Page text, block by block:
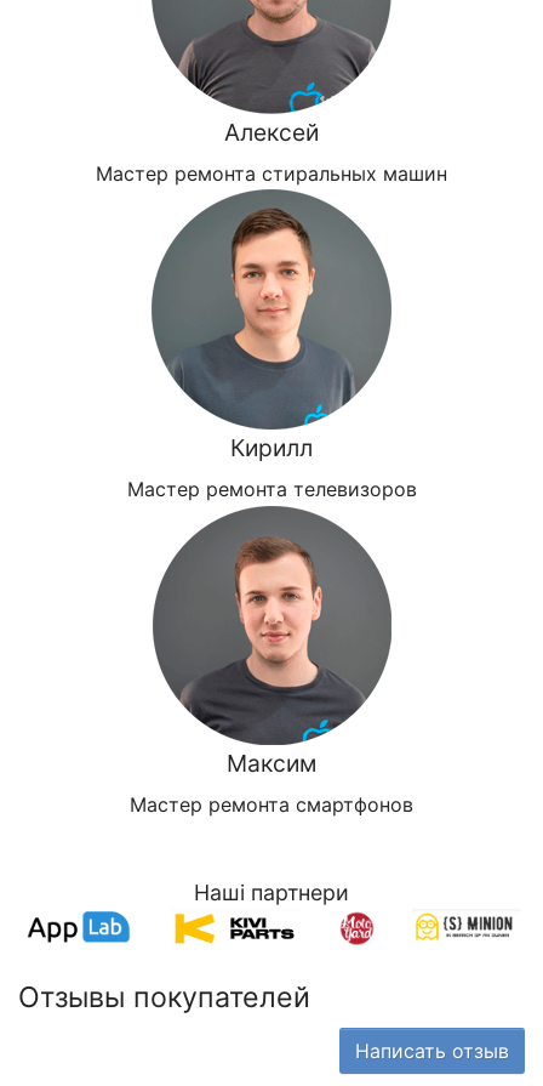
Алексей
Мастер ремонта стиральных машин
Кирилл
Мастер ремонта телевизоров
Максим
Мастер ремонта смартфонов
Наші партнери
Отзывы покупателей
Написать отзыв